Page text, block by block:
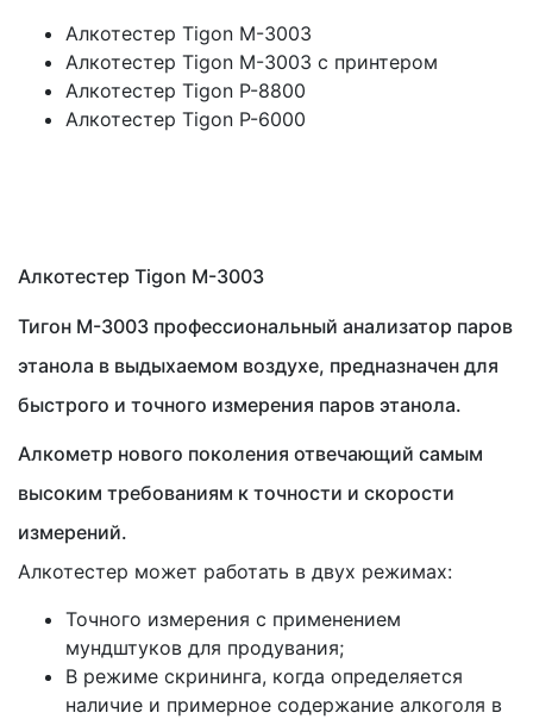
Алкотестер Tigon M-3003
Алкотестер Tigon M-3003 с принтером
Алкотестер Tigon P-8800
Алкотестер Tigon P-6000
Алкотестер Tigon M-3003
Тигон M-3003 профессиональный анализатор паров
этанола в выдыхаемом воздухе, предназначен для
быстрого и точного измерения паров этанола.
Алкометр нового поколения отвечающий самым
высоким требованиям к точности и скорости
измерений.
Алкотестер может работать в двух режимах:
Точного измерения с применением
мундштуков для продувания;
В режиме скрининга, когда определяется
наличие и примерное содержание алкоголя в